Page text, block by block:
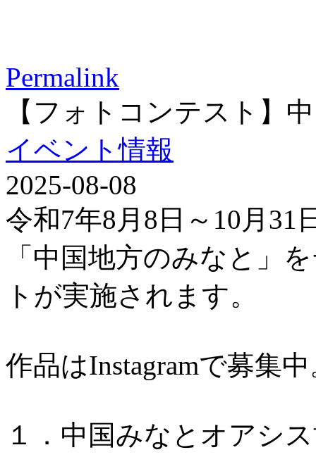
Permalink
【フォトコンテスト】
イベント情報
2025-08-08
令和7年8月8日～10月31
「中国地方のみなと」
トが実施されます。
作品はInstagramで募集
１．中国みなとオアシ